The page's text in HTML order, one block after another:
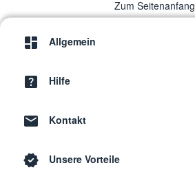
Zum Seitenanfang
Allgemein
Hilfe
Kontakt
Unsere Vorteile